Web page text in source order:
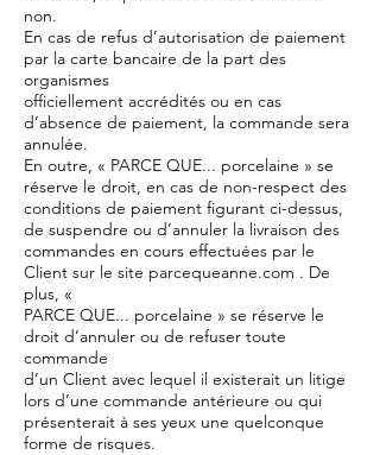
non.
En cas de refus d’autorisation de paiement
par la carte bancaire de la part des
organismes
officiellement accrédités ou en cas
d’absence de paiement, la commande sera
annulée.
En outre, « PARCE QUE... porcelaine » se
réserve le droit, en cas de non-respect des
conditions de paiement figurant ci-dessus,
de suspendre ou d’annuler la livraison des
commandes en cours effectuées par le
Client sur le site parcequeanne.com . De
plus, «
PARCE QUE... porcelaine » se réserve le
droit d’annuler ou de refuser toute
commande
d’un Client avec lequel il existerait un litige
lors d’une commande antérieure ou qui
présenterait à ses yeux une quelconque
forme de risques.